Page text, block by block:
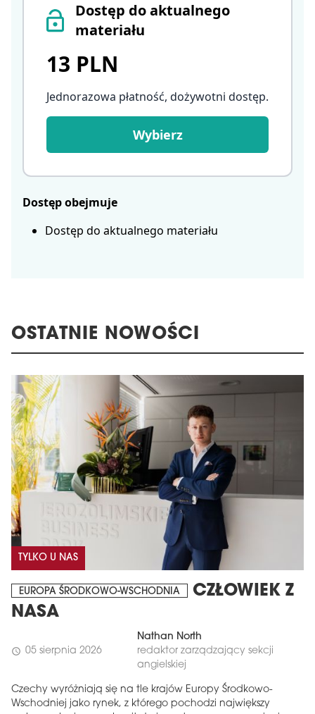
Dostęp do aktualnego
materiału
13 PLN
Jednorazowa płatność, dożywotni dostęp.
Wybierz
Dostęp obejmuje
Dostęp do aktualnego materiału
OSTATNIE NOWOŚCI
TYLKO U NAS
EUROPA ŚRODKOWO-WSCHODNIA
CZŁOWIEK Z
NASA
schedule 05 sierpnia 2026
Nathan North
redaktor zarządzający sekcji
angielskiej
Czechy wyróżniają się na tle krajów Europy Środkowo-
Wschodniej jako rynek, z którego pochodzi największy